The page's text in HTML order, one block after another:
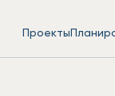
Проекты